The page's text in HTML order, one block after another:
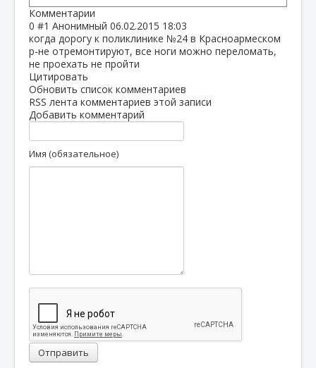
Комментарии
0 #1 Анонимный 06.02.2015 18:03
когда дорогу к поликлинике №24 в Красноармеском
р-не отремонтируют, все ноги можно переломать,
не проехать не пройти
Цитировать
Обновить список комментариев
RSS лента комментариев этой записи
Добавить комментарий
Имя (обязательное)
Отправить